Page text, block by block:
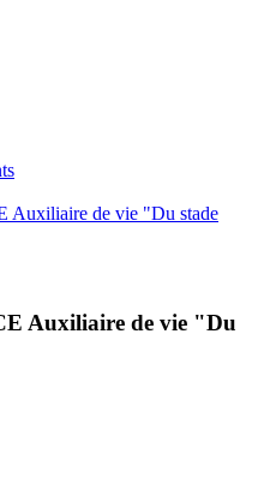
de vie "Du stade
Auxiliaire de vie "Du